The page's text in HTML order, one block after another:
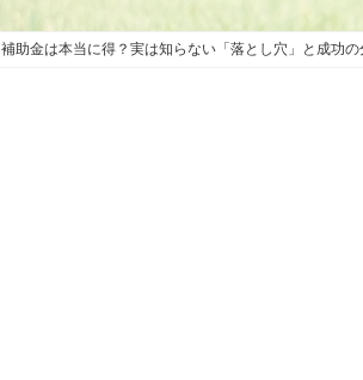
補助金は本当に得？実は知らない「落とし穴」と成功